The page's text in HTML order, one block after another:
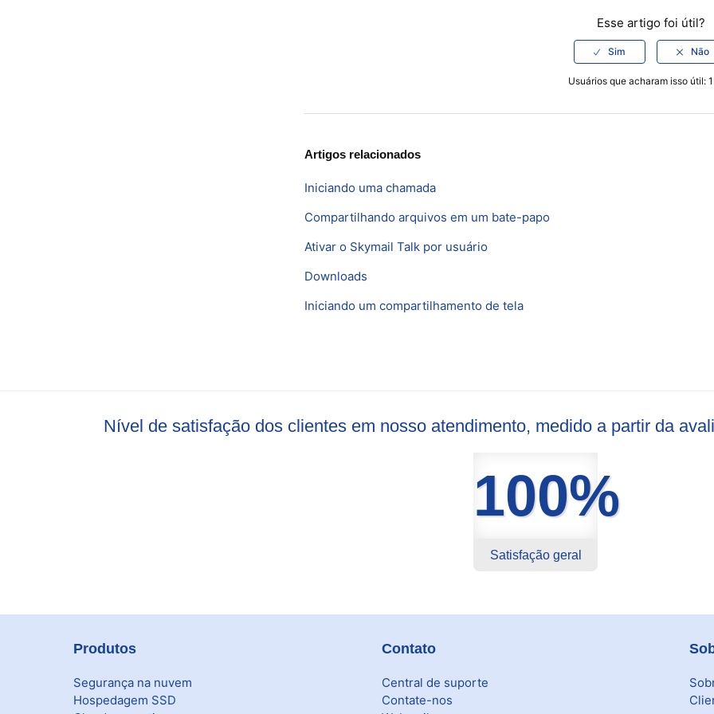
Esse artigo foi útil?
Usuários que acharam isso útil:
Artigos relacionados
Iniciando uma chamada
Compartilhando arquivos em um bate-papo
Ativar o Skymail Talk por usuário
Downloads
Iniciando um compartilhamento de tela
Nível de satisfação dos clientes em nosso atendimento, medido a partir da
100%
Satisfação geral
Produtos
Segurança na nuvem
Hospedagem SSD
Contato
Central de suporte
Contate-nos